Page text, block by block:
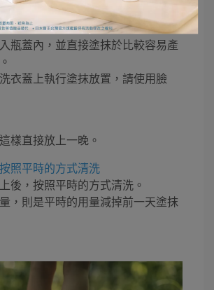
易產生異味的部分，直接塗抹洗劑
瓶蓋內，並直接塗抹於比較容易產
洗衣蓋上執行塗抹放置，請使用臉
樣直接放上一晚。
照平時的方式清洗
後，按照平時的方式清洗。
，則是平時的用量減掉前一天塗抹